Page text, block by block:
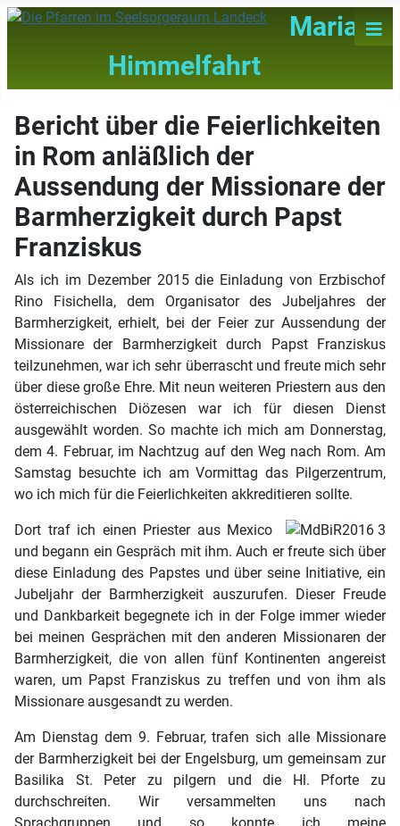
Maria
Himmelfahrt
≡
Bericht über die Feierlichkeiten
in Rom anläßlich der
Aussendung der Missionare der
Barmherzigkeit durch Papst
Franziskus
Als ich im Dezember 2015 die Einladung von Erzbischof
Rino Fisichella, dem Organisator des Jubeljahres der
Barmherzigkeit, erhielt, bei der Feier zur Aussendung der
Missionare der Barmherzigkeit durch Papst Franziskus
teilzunehmen, war ich sehr überrascht und freute mich sehr
über diese große Ehre. Mit neun weiteren Priestern aus den
österreichischen Diözesen war ich für diesen Dienst
ausgewählt worden. So machte ich mich am Donnerstag,
dem 4. Februar, im Nachtzug auf den Weg nach Rom. Am
Samstag besuchte ich am Vormittag das Pilgerzentrum,
wo ich mich für die Feierlichkeiten akkreditieren sollte.
Dort traf ich einen Priester aus Mexico
und begann ein Gespräch mit ihm. Auch er freute sich über
diese Einladung des Papstes und über seine Initiative, ein
Jubeljahr der Barmherzigkeit auszurufen. Dieser Freude
und Dankbarkeit begegnete ich in der Folge immer wieder
bei meinen Gesprächen mit den anderen Missionaren der
Barmherzigkeit, die von allen fünf Kontinenten angereist
waren, um Papst Franziskus zu treffen und von ihm als
Missionare ausgesandt zu werden.
Am Dienstag dem 9. Februar, trafen sich alle Missionare
der Barmherzigkeit bei der Engelsburg, um gemeinsam zur
Basilika St. Peter zu pilgern und die Hl. Pforte zu
durchschreiten. Wir versammelten uns nach